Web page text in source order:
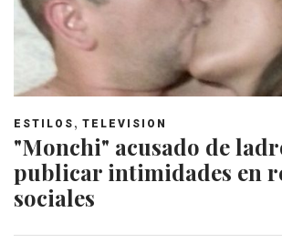
ESTILOS , TELEVISION
"Monchi" acusado de
publicar intimidades en
sociales